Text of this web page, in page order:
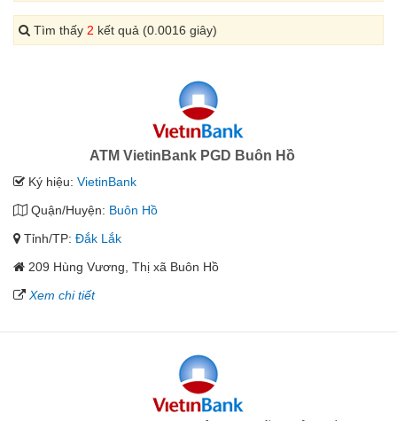
Tìm thấy 2 kết quả (0.0016 giây)
ATM VietinBank PGD Buôn Hồ
Ký hiệu: VietinBank
Quận/Huyện: Buôn Hồ
Tỉnh/TP: Đắk Lắk
209 Hùng Vương, Thị xã Buôn Hồ
Xem chi tiết